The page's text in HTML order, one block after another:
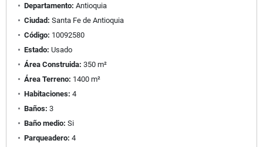
Departamento: Antioquia
Ciudad: Santa Fe de Antioquia
Código: 10092580
Estado: Usado
Área Construida: 350 m²
Área Terreno: 1400 m²
Habitaciones: 4
Baños: 3
Baño medio: Si
Parqueadero: 4